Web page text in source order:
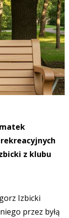
z klubu
Izbicki
przez byłą